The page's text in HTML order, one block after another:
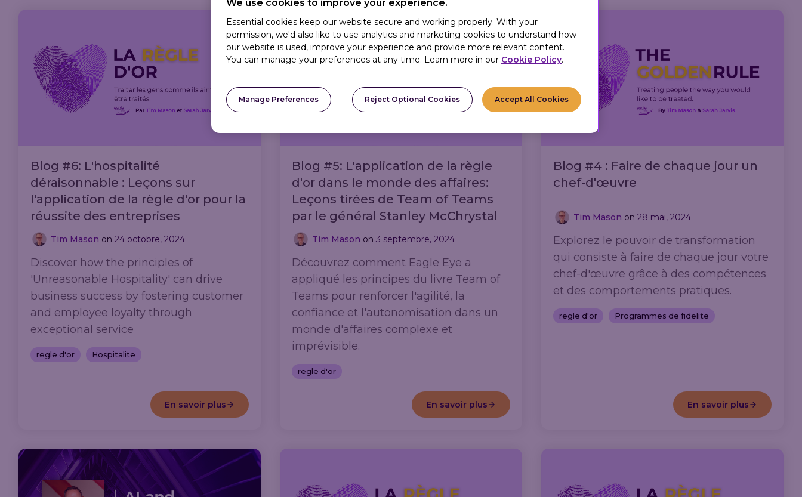
canaux.
Blog #6: L'hospitalité
déraisonnable : Leçons sur
l'application de la règle d'or pour la
réussite des entreprises
Tim Mason on 24 octobre, 2024
Discover how the principles of
'Unreasonable Hospitality' can drive
business success by fostering customer
and employee loyalty through
exceptional service
regle d'or Hospitalite
En savoir plus
Blog #5: L'application de la règle
d'or dans le monde des affaires:
Leçons tirées de Team of Teams
par le général Stanley McChrystal
Tim Mason on 3 septembre, 2024
Découvrez comment Eagle Eye a
appliqué les principes du livre Team of
Teams pour renforcer l'agilité, la
confiance et l'autonomisation dans un
monde d'affaires complexe et
imprévisible.
regle d'or
En savoir plus
Blog #4 : Faire de chaque jour un
chef-d'œuvre
Tim Mason on 28 mai, 2024
Explorez le pouvoir de transformation
qui consiste à faire de chaque jour votre
chef-d'œuvre grâce à des compétences
et des comportements pratiques.
regle d'or Programmes de fidelite
En savoir plus
We use cookies to improve your experience.
Essential cookies keep our website secure and working properly. With your
permission, we'd also like to use analytics and marketing cookies to understand how
our website is used, improve your experience and provide more relevant content.
You can manage your preferences at any time. Learn more in our Cookie Policy.
Manage Preferences Reject Optional Cookies Accept All Cookies